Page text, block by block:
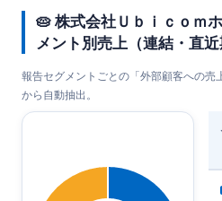
🥧 株式会社Ｕｂｉｃｏｍ
メント別売上（連結・直近
報告セグメントごとの「外部顧客への売
から自動抽出。